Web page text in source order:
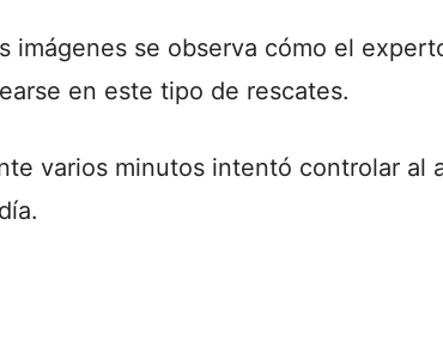
imágenes se observa cómo el
en este tipo de rescates.
varios minutos intentó controlar al